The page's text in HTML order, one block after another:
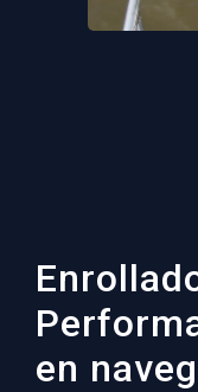
en